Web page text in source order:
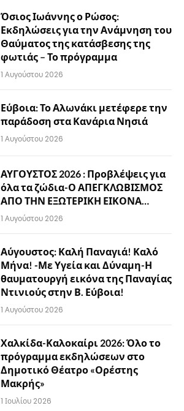
Όσιος Ιωάννης ο Ρώσος:
Εκδηλώσεις για την Ανάμνηση του
Θαύματος της κατάσβεσης της
φωτιάς – Το πρόγραμμα
1 Αυγούστου 2026
Εύβοια: Το Αλωνάκι μετέφερε την
παράδοση στα Κανάρια Νησιά
1 Αυγούστου 2026
ΑΥΓΟΥΣΤΟΣ 2026 : Προβλέψεις για
όλα τα ζώδια-Ο ΑΠΕΓΚΛΩΒΙΣΜΟΣ
ΑΠΟ ΤΗΝ ΕΞΩΤΕΡΙΚΗ ΕΙΚΟΝΑ…
1 Αυγούστου 2026
Αύγουστος: Καλή Παναγιά! Καλό
Μήνα! -Με Υγεία και Δύναμη-Η
θαυματουργή εικόνα της Παναγίας
Ντινιούς στην Β. Εύβοια!
1 Αυγούστου 2026
Χαλκίδα-Καλοκαίρι 2026: Όλο το
πρόγραμμα εκδηλώσεων στο
Δημοτικό Θέατρο «Ορέστης
Μακρής»
1 Ιουλίου 2026